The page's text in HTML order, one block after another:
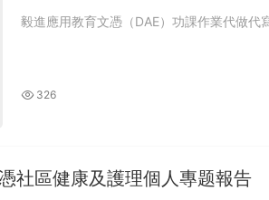
毅進應用教育文憑（DAE）功課作業代做代
326
社區健康及護理個人專题報告